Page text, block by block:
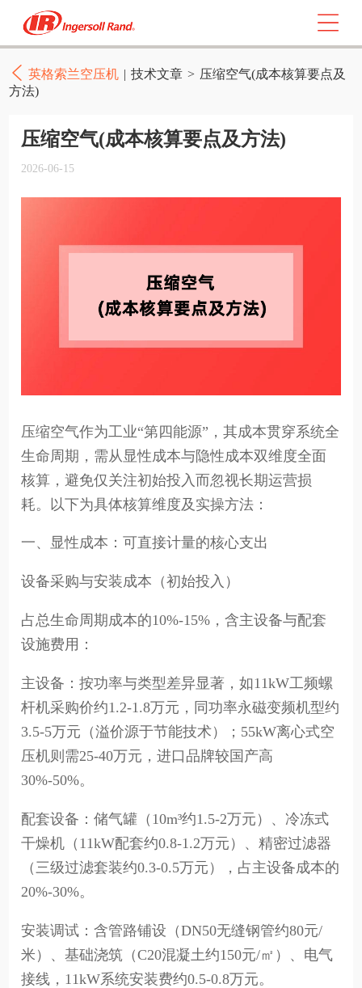
英格索兰空压机 | 技术文章 > 压缩空气(成本核算要点及
方法)
压缩空气(成本核算要点及方法)
2026-06-15
压缩空气作为工业“第四能源”，其成本贯穿系统全
生命周期，需从显性成本与隐性成本双维度全面
核算，避免仅关注初始投入而忽视长期运营损
耗。以下为具体核算维度及实操方法：
一、显性成本：可直接计量的核心支出
设备采购与安装成本（初始投入）
占总生命周期成本的10%-15%，含主设备与配套
设施费用：
主设备：按功率与类型差异显著，如11kW工频螺
杆机采购价约1.2-1.8万元，同功率永磁变频机型约
3.5-5万元（溢价源于节能技术）；55kW离心式空
压机则需25-40万元，进口品牌较国产高
30%-50%。
配套设备：储气罐（10m³约1.5-2万元）、冷冻式
干燥机（11kW配套约0.8-1.2万元）、精密过滤器
（三级过滤套装约0.3-0.5万元），占主设备成本的
20%-30%。
安装调试：含管路铺设（DN50无缝钢管约80元/
米）、基础浇筑（C20混凝土约150元/㎡）、电气
接线，11kW系统安装费约0.5-0.8万元。